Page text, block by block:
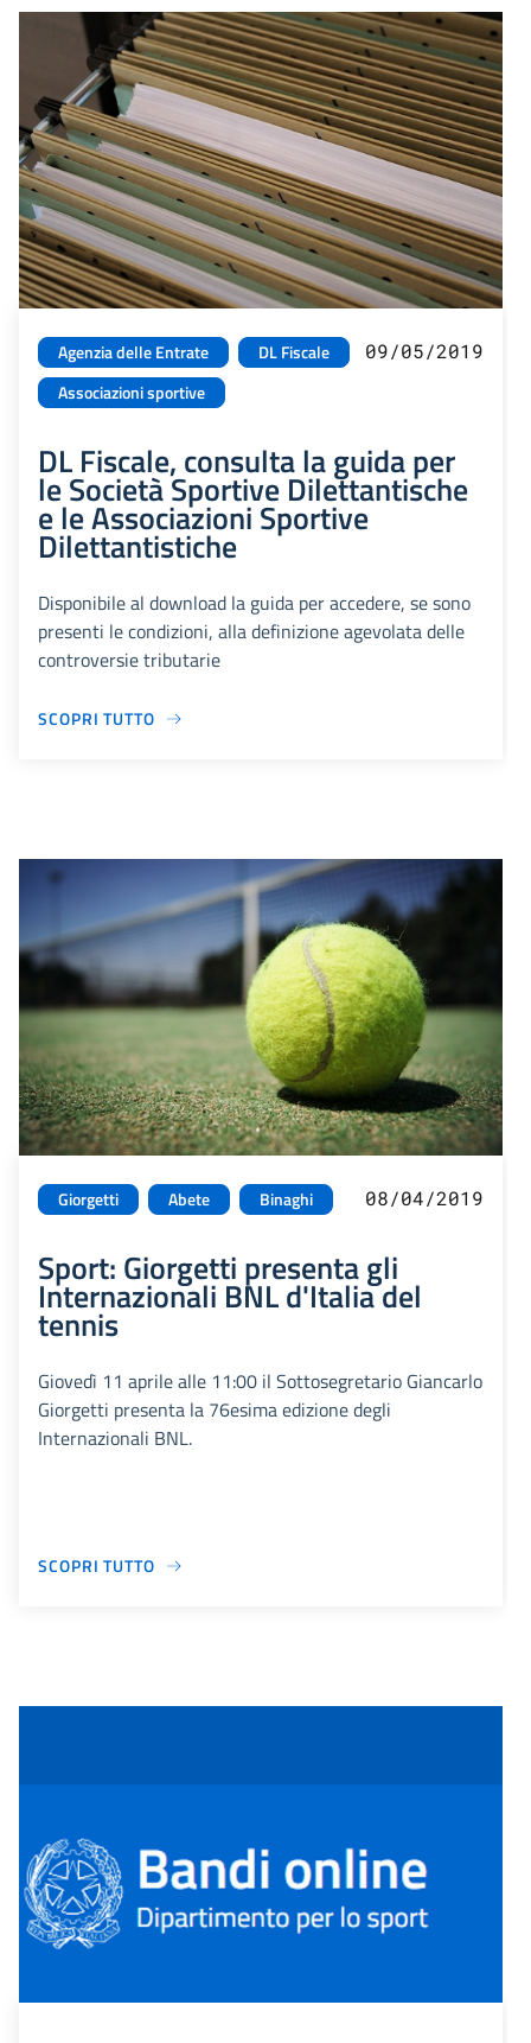
Agenzia delle Entrate
DL Fiscale
Associazioni sportive
09/05/2019
DL Fiscale, consulta la guida per
le Società Sportive Dilettantische
e le Associazioni Sportive
Dilettantistiche
Disponibile al download la guida per accedere, se sono
presenti le condizioni, alla definizione agevolata delle
controversie tributarie
SCOPRI TUTTO
Giorgetti Abete Binaghi 08/04/2019
Sport: Giorgetti presenta gli
Internazionali BNL d'Italia del
tennis
Giovedì 11 aprile alle 11:00 il Sottosegretario Giancarlo
Giorgetti presenta la 76esima edizione degli
Internazionali BNL.
SCOPRI TUTTO